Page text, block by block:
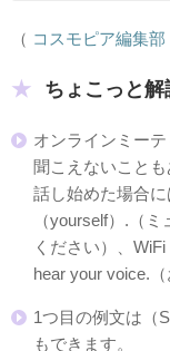
（ コスモピア編集部
ちょこっと解
オンラインミー
聞こえないこと
話し始めた場合
（yourself）.（
ください）、
hear your voice.
1つ目の例文は（
もできます。